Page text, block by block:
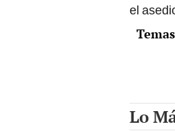
el
Lo